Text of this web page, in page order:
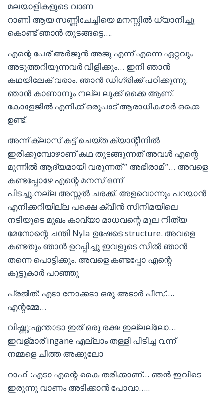
മലയാളികളുടെ വാണ
റാണി ആയ സണ്ണിചേച്ചിയെ മനസ്സിൽ ധ്യാനിച്ചു
കൊണ്ട് ഞാൻ തുടങ്ങട്ടെ….
എന്റെ പേര് അർജുൻ അജു എന്ന് എന്നെ ഏറ്റവും
അടുത്തറിയുന്നവർ വിളിക്കും… ഇനി ഞാൻ
കഥയിലേക് വരാം. ഞാൻ ഡിഗ്രിക്ക് പഠിക്കുന്നു.
ഞാൻ കാണാനും നല്ല ലുക്ക് ഒക്കെ ആണ്.
കോളേജിൽ എനിക്ക് ഒരുപാട് ആരാധികമാർ ഒക്കെ
ഉണ്ട്.
അന്ന് ക്ലാസ് കട്ട് ചെയ്ത ക്യാന്റീനിൽ
ഇരിക്കുമ്പോഴാണ് കഥ തുടങ്ങുന്നത് അവൾ എന്റെ
മുന്നിൽ ആദ്യമായി വരുന്നത് ” അഭിരാമി”… അവളെ
കണ്ടപ്പോഴേ എന്റെ മനസ് ഒന്ന്
പിടച്ചു.നല്ല അസ്സൽ ചരക്ക്. അളവൊന്നും പറയാൻ
എനിക്കറിയില്ല പക്ഷെ ക്വീൻ സിനിമയിലെ
നടിയുടെ മുഖം കാവ്യാ മാധവന്റെ മുല നിത്യ
മേനോന്റെ ചന്തി Nyla ഉഷേടെ structure. അവളെ
കണ്ടതും ഞാൻ ഉറപ്പിച്ചു ഇവളുടെ സീൽ ഞാൻ
തന്നെ പൊട്ടിക്കും. അവളെ കണ്ടപ്പോ എന്റെ
കൂട്ടുകാർ പറഞ്ഞു
പ്രജിത്: എടാ നോക്കടാ ഒരു അടാർ പീസ്….
എന്റമ്മേ…
വിഷ്ണു:എന്താടാ ഇത് ഒരു രക്ഷ ഇല്ലല്ലോ…
ഇവള്മാര് ingane എല്ലാം തള്ളി പിടിച്ച വന്ന്
നമ്മളെ ചീത്ത അക്കൂലോ
റാഫി :എടാ എന്റെ കൈ തരിക്കാണ്… ഞൻ ഇവിടെ
ഇരുന്നു വാണം അടിക്കാൻ പോവാ…..